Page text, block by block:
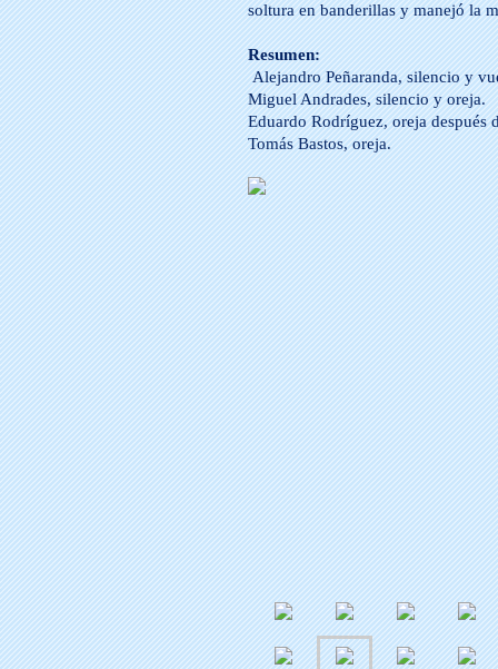
soltura en banderillas y manejó la
Resumen:
Alejandro Peñaranda, silencio y
Miguel Andrades, silencio y oreja.
Eduardo Rodríguez, oreja después
Tomás Bastos, oreja.